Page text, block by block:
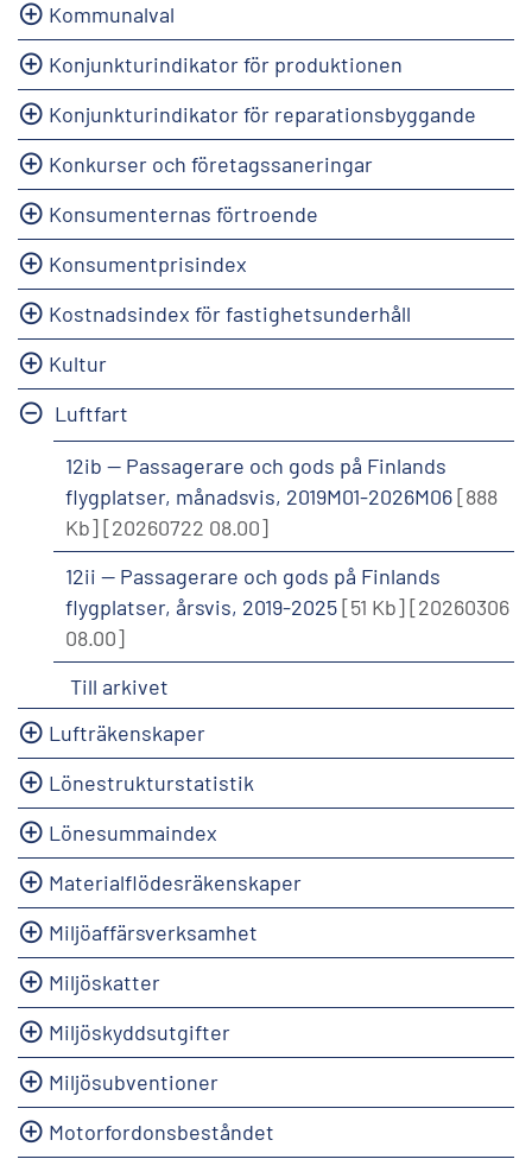
Kommunalval
Konjunkturindikator för produktionen
Konjunkturindikator för reparationsbyggande
Konkurser och företagssaneringar
Konsumenternas förtroende
Konsumentprisindex
Kostnadsindex för fastighetsunderhåll
Kultur
Luftfart
12ib -- Passagerare och gods på Finlands
flygplatser, månadsvis, 2019M01-2026M06[888
Kb][20260722 08.00]
12ii -- Passagerare och gods på Finlands
flygplatser, årsvis, 2019-2025[51 Kb][20260306
08.00]
Till arkivet
Lufträkenskaper
Lönestrukturstatistik
Lönesummaindex
Materialflödesräkenskaper
Miljöaffärsverksamhet
Miljöskatter
Miljöskyddsutgifter
Miljösubventioner
Motorfordonsbeståndet